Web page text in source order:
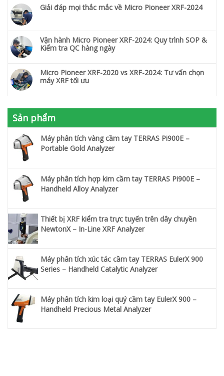
Giải đáp mọi thắc mắc về Micro Pioneer XRF-2024
Vận hành Micro Pioneer XRF-2024: Quy trình SOP &
Kiểm tra QC hàng ngày
Micro Pioneer XRF-2020 vs XRF-2024: Tư vấn chọn
máy XRF tối ưu
Sản phẩm
Máy phân tích vàng cầm tay TERRAS Pi900E –
Portable Gold Analyzer
Máy phân tích hợp kim cầm tay TERRAS Pi900E –
Handheld Alloy Analyzer
Thiết bị XRF kiểm tra trực tuyến trên dây chuyền
NewtonX – In-Line XRF Analyzer
Máy phân tích xúc tác cầm tay TERRAS EulerX 900
Series – Handheld Catalytic Analyzer
Máy phân tích kim loại quý cầm tay EulerX 900 –
Handheld Precious Metal Analyzer